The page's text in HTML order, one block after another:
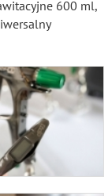
600 ml,